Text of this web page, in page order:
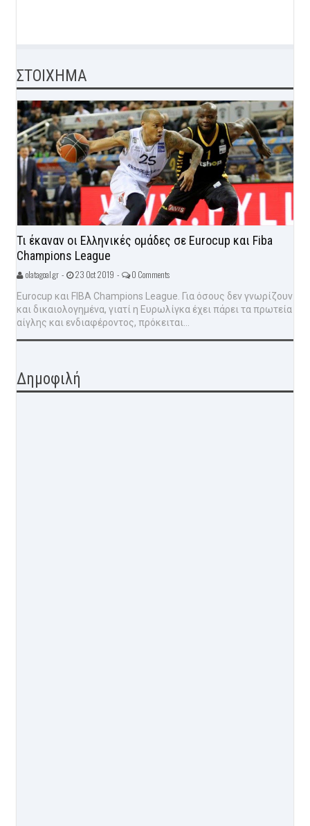
ΣΤΟΙΧΗΜΑ
Τι έκαναν οι Ελληνικές ομάδες σε Eurocup και Fiba
Champions League
olatagoal.gr - 23 Oct 2019 - 0 Comments
Eurocup και FIBA Champions League. Για όσους δεν γνωρίζουν
και δικαιολογημένα, γιατί η Ευρωλίγκα έχει πάρει τα πρωτεία
αίγλης και ενδιαφέροντος, πρόκειται...
Δημοφιλή